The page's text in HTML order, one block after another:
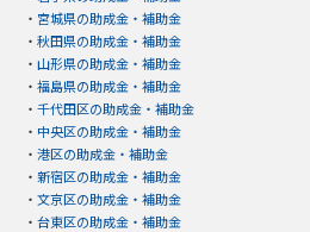
・ 宮城県の助成金・補助金
・ 秋田県の助成金・補助金
・ 山形県の助成金・補助金
・ 福島県の助成金・補助金
・ 千代田区の助成金・補助金
・ 中央区の助成金・補助金
・ 港区の助成金・補助金
・ 新宿区の助成金・補助金
・ 文京区の助成金・補助金
・ 台東区の助成金・補助金